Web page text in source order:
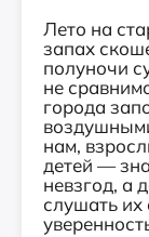
Лето на
запах
полуночи
не
города
нам,
детей —
невзгод, а
слушать